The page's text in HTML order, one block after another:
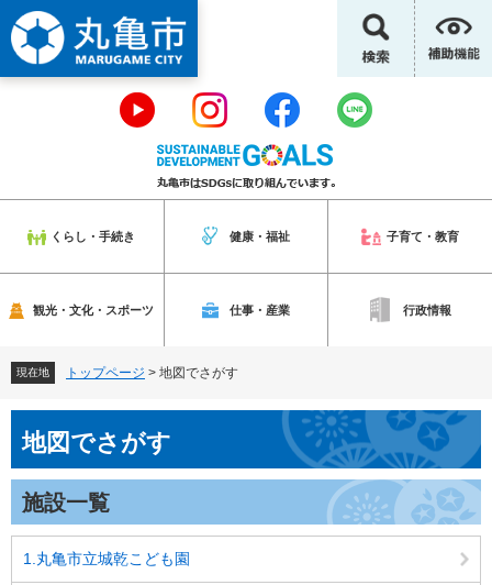
ー
ジ
の
。
ニ
ュ
ー
て
くらし・手続き 健康・福祉 子育て・教育
観光・文化・スポーツ 仕事・産業 行政情報
現在地 トップページ > 地図でさがす
文地図でさがす
施設一覧
1.丸亀市立城乾こども園